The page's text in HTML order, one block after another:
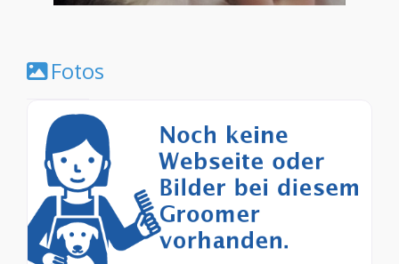
Fotos